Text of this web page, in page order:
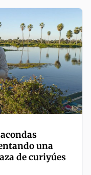
una
de curiyúes